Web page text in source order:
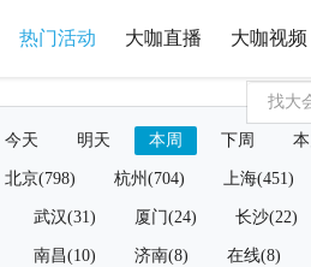
热门活动 大咖直播 大咖视频
今天 明天 本周 下周
北京(798) 杭州(704) 上海(451)
武汉(31) 厦门(24) 长沙(22)
南昌(10) 济南(8) 在线(8)